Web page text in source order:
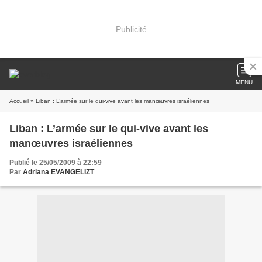
Publicité
MENU
Accueil » Liban : L’armée sur le qui-vive avant les manœuvres israéliennes
Liban : L’armée sur le qui-vive avant les
manœuvres israéliennes
Publié le 25/05/2009 à 22:59
Par Adriana EVANGELIZT